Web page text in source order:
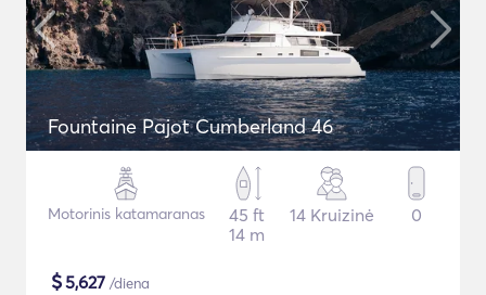
Fountaine Pajot Cumberland 46
Motorinis katamaranas
45 ft
14 m
14 Kruizinė 0
$5,627 /diena